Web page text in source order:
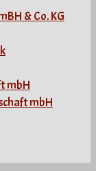
& Co. KG
mbH
mbH